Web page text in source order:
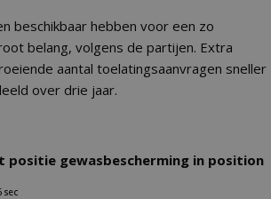
beschikbaar hebben voor een zo
belang, volgens de partijen. Extra
aantal toelatingsaanvragen sneller
over drie jaar.
positie gewasbescherming in position
sec